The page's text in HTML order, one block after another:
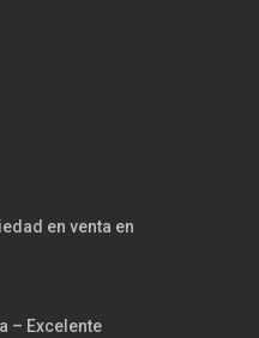
en venta en
– Excelente